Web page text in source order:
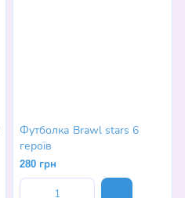
Футболка Brawl stars 6
героїв
280 грн